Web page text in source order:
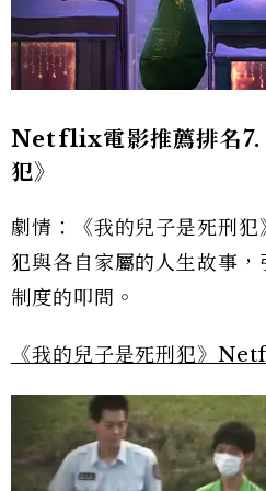
Netflix電影推薦排名7.
犯》
劇情：《我的兒子是死刑
犯與各自家屬的人生故事
制度的叩問。
《我的兒子是死刑犯》